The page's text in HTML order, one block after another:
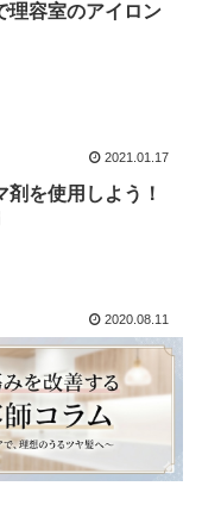
理容室のアイロン
2021.01.17
剤を使用しよう！
2020.08.11